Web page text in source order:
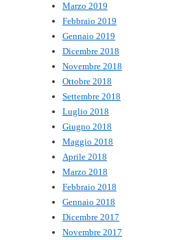
Marzo 2019
Febbraio 2019
Gennaio 2019
Dicembre 2018
Novembre 2018
Ottobre 2018
Settembre 2018
Luglio 2018
Giugno 2018
Maggio 2018
Aprile 2018
Marzo 2018
Febbraio 2018
Gennaio 2018
Dicembre 2017
Novembre 2017